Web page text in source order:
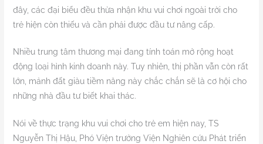
đây, các đại biểu đều thừa nhận khu vui chơi ngoài trời cho
trẻ hiện còn thiếu và cần phải được đầu tư nâng cấp.
Nhiều trung tâm thương mại đang tính toán mở rộng hoạt
động loại hình kinh doanh này. Tuy nhiên, thị phần vẫn còn rất
lớn, mảnh đất giàu tiềm năng này chắc chắn sẽ là cơ hội cho
những nhà đầu tư biết khai thác.
Nói về thực trạng khu vui chơi cho trẻ em hiện nay, TS
Nguyễn Thị Hậu, Phó Viện trưởng Viện Nghiên cứu Phát triển